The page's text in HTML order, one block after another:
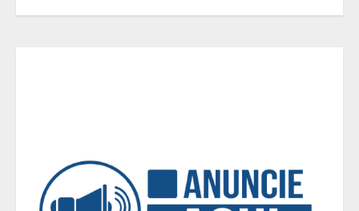
Políticas que Nasceram no Amapá e
Viraram Políticas Nacionais